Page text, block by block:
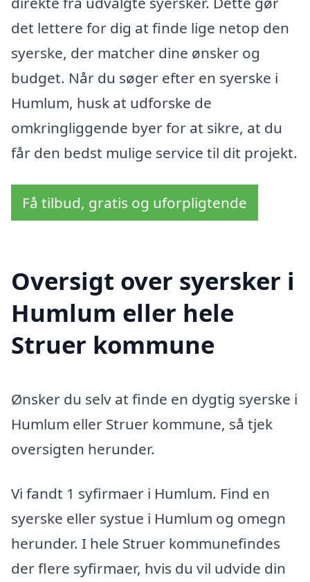
det lettere for dig at finde lige netop den
syerske, der matcher dine ønsker og
budget. Når du søger efter en syerske i
Humlum, husk at udforske de
omkringliggende byer for at sikre, at du
får den bedst mulige service til dit projekt.
Få tilbud, gratis og uforpligtende
Oversigt over syersker i
Humlum eller hele
Struer kommune
Ønsker du selv at finde en dygtig syerske i
Humlum eller Struer kommune, så tjek
oversigten herunder.
Vi fandt 1 syfirmaer i Humlum. Find en
syerske eller systue i Humlum og omegn
herunder. I hele Struer kommunefindes
der flere syfirmaer, hvis du vil udvide din